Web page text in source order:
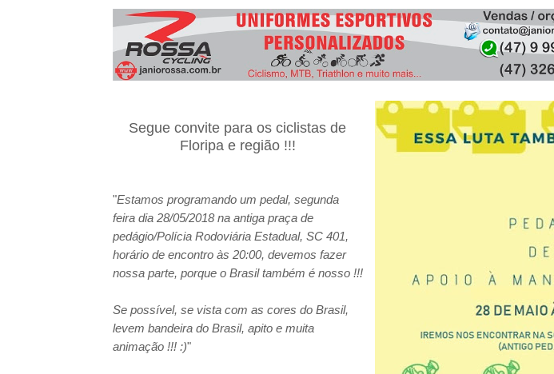
CICLOTURISMO 3º Pedal das Águas BBB - BEACH BIKER BLOG MARCH 08, 2020
EVENTO Pedala Tour - Floripa #2 - 2024 BBB - BEACH BIKER BLOG JANUARY 31, 2024
Segue convite para os ciclistas de
Floripa e região !!!
"Estamos programando um pedal, segunda
feira dia 28/05/2018 na antiga praça de
pedágio/Polícia Rodoviária Estadual, SC 401,
horário de encontro às 20:00, devemos fazer
nossa parte, porque o Brasil também é nosso !!!
Se possível, se vista com as cores do Brasil,
levem bandeira do Brasil, apito e muita
animação !!! :)"